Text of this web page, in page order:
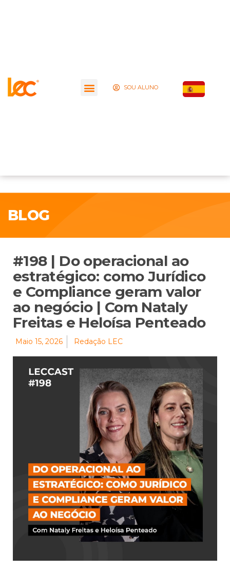
SOU ALUNO
BLOG
#198 | Do operacional ao
estratégico: como Jurídico
e Compliance geram valor
ao negócio | Com Nataly
Freitas e Heloísa Penteado
Maio 15, 2026 Redação LEC